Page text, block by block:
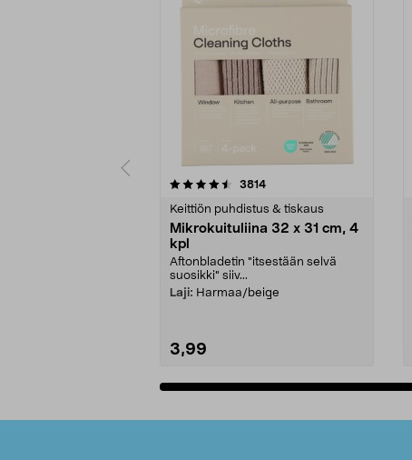
3814arvostelut
Keittiön puhdistus & tiskaus
Mikrokuituliina 32 x 31 cm, 4
kpl
Aftonbladetin "itsestään selvä
suosikki" siiv...
Laji: Harmaa/beige
3,99
4.5viidestä